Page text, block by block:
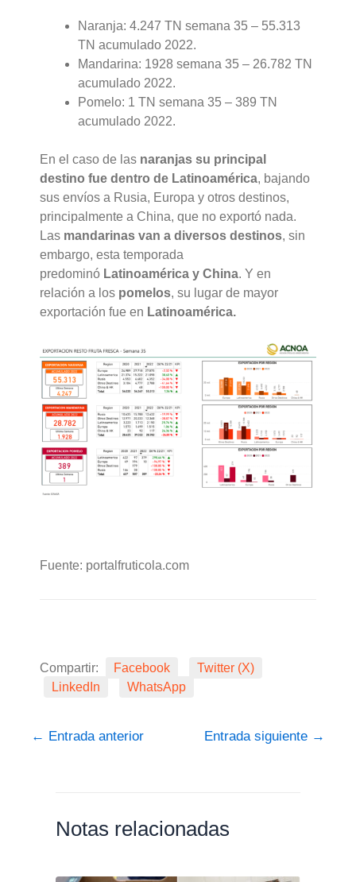
Naranja: 4.247 TN semana 35 – 55.313
TN acumulado 2022.
Mandarina: 1928 semana 35 – 26.782 TN
acumulado 2022.
Pomelo: 1 TN semana 35 – 389 TN
acumulado 2022.
En el caso de las naranjas su principal
destino fue dentro de Latinoamérica, bajando
sus envíos a Rusia, Europa y otros destinos,
principalmente a China, que no exportó nada.
Las mandarinas van a diversos destinos, sin
embargo, esta temporada
predominó Latinoamérica y China. Y en
relación a los pomelos, su lugar de mayor
exportación fue en Latinoamérica.
Fuente: portalfruticola.com
Compartir: Facebook
Twitter (X)
LinkedIn
WhatsApp
← Entrada anterior Entrada siguiente →
Notas relacionadas